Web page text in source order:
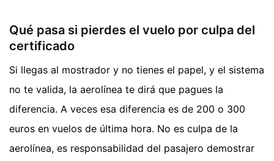
Qué pasa si pierdes el vuelo por culpa del
certificado
Si llegas al mostrador y no tienes el papel, y el sistema
no te valida, la aerolínea te dirá que pagues la
diferencia. A veces esa diferencia es de 200 o 300
euros en vuelos de última hora. No es culpa de la
aerolínea, es responsabilidad del pasajero demostrar